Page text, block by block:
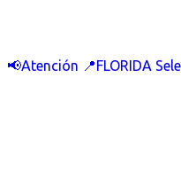
📢Atención 📍FLORIDA